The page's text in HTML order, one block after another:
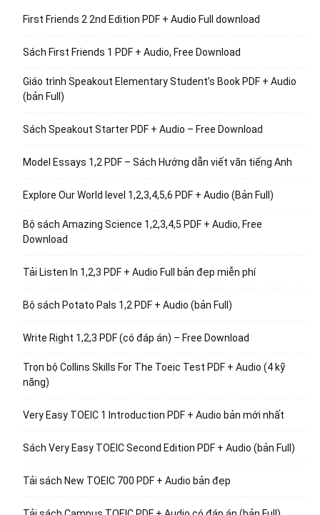
First Friends 2 2nd Edition PDF + Audio Full download
Sách First Friends 1 PDF + Audio, Free Download
Giáo trình Speakout Elementary Student’s Book PDF + Audio
(bản Full)
Sách Speakout Starter PDF + Audio – Free Download
Model Essays 1,2 PDF – Sách Hướng dẫn viết văn tiếng Anh
Explore Our World level 1,2,3,4,5,6 PDF + Audio (Bản Full)
Bộ sách Amazing Science 1,2,3,4,5 PDF + Audio, Free
Download
Tải Listen In 1,2,3 PDF + Audio Full bản đẹp miễn phí
Bộ sách Potato Pals 1,2 PDF + Audio (bản Full)
Write Right 1,2,3 PDF (có đáp án) – Free Download
Trọn bộ Collins Skills For The Toeic Test PDF + Audio (4 kỹ
năng)
Very Easy TOEIC 1 Introduction PDF + Audio bản mới nhất
Sách Very Easy TOEIC Second Edition PDF + Audio (bản Full)
Tải sách New TOEIC 700 PDF + Audio bản đẹp